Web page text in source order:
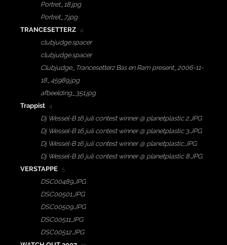
Portret_18.jpg
Portret_7.jpg
TRANCESETTERZ
· 4
clubjudge.spacer
clubjudge.spacer
Clubjudge_Trancesetterz Bas en Ram present_2006-11-
18_45989.jpg
afbeelding_351.jpg
Trappist
· 4
Dj Wessel-B 16 juli contest winner @ planetplastic 2.JPG
Dj Wessel-B 16 juli contest winner @ planetplastic 3.JPG
Dj Wessel-B 16 juli contest winner @ planetplastic.JPG
Dj Wessel-B 16 juli contest winner @ planetplastic 8.JPG
VERSTAPPE
· 5
DSC00489.JPG
DSC00501.JPG
DSC00509.JPG
DSC00511.JPG
DSC00512.JPG